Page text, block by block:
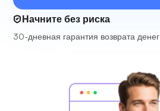
Начните без риска
30-дневная гарантия возврата денег